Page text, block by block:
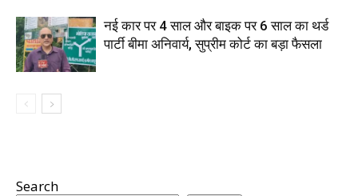
नई कार पर 4 साल और बाइक पर 6 साल का थर्ड
पार्टी बीमा अनिवार्य, सुप्रीम कोर्ट का बड़ा फैसला
Search